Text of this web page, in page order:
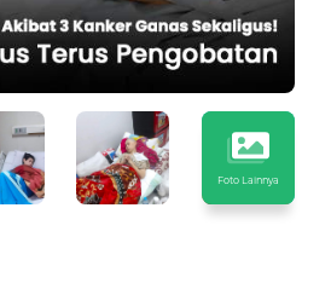
Foto Lainnya